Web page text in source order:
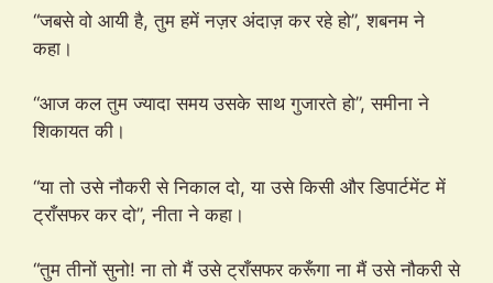
“जबसे वो आयी है, तुम हमें नज़र अंदाज़ कर रहे हो”, शबनम ने
कहा।
“आज कल तुम ज्यादा समय उसके साथ गुजारते हो”, समीना ने
शिकायत की।
“या तो उसे नौकरी से निकाल दो, या उसे किसी और डिपार्टमेंट में
ट्राँसफर कर दो”, नीता ने कहा।
“तुम तीनों सुनो! ना तो मैं उसे ट्राँसफर करूँगा ना मैं उसे नौकरी से